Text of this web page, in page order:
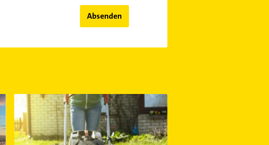
Absenden
Diese Rechte und Pflichten hat der Mieter bei der Gartenpflege